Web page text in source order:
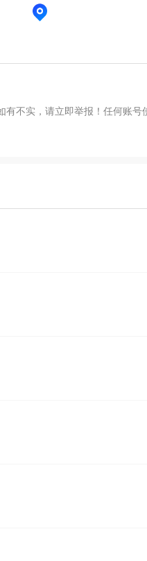
不实，请立即举报！任何账号